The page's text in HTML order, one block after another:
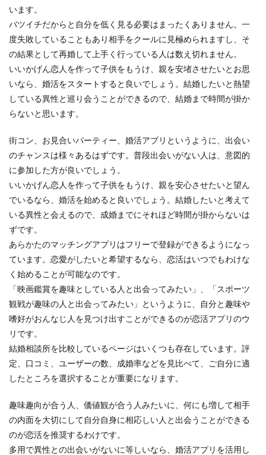
います。
バツイチだからと自分を低く見る必要はまったくありません。一
度失敗していることもあり相手をクールに見極められますし、そ
の結果として再婚して上手く行っている人は数え切れません。
いいかげん恋人を作って子供をもうけ、親を安堵させたいとお思
いなら、婚活をスタートすると良いでしょう。結婚したいと熱望
している異性と巡り会うことができるので、結婚まで時間が掛か
らないと思います。
街コン、お見合いパーティー、婚活アプリというように、出会い
のチャンスは様々あるはずです。普段出会いがない人は、意図的
に参加した方が良いでしょう。
いいかげん恋人を作って子供をもうけ、親を安心させたいと望ん
でいるなら、婚活を始めると良いでしょう。結婚したいと考えて
いる異性と会えるので、成婚までにそれほど時間が掛からないは
ずです。
あらかたのマッチングアプリはフリーで登録ができるようになっ
ています。恋愛がしたいと希望するなら、恋活はいつでもわけな
く始めることが可能なのです。
「映画鑑賞を趣味としている人と出会ってみたい」、「スポーツ
観戦が趣味の人と出会ってみたい」というように、自分と趣味や
嗜好がおんなじ人を見つけ出すことができるのが恋活アプリのウ
リです。
結婚相談所を比較しているページはいくつも存在しています。評
定、口コミ、ユーザーの数、成婚率などを見比べて、ご自分に適
したところを選択することが重要になります。
趣味趣向が合う人、価値観が合う人みたいに、何にも増して相手
の内面を大切にして自分自身に相応しい人と出会うことができる
のが恋活を推奨するわけです。
多用で異性との出会いがないに等しいなら、婚活アプリを活用し